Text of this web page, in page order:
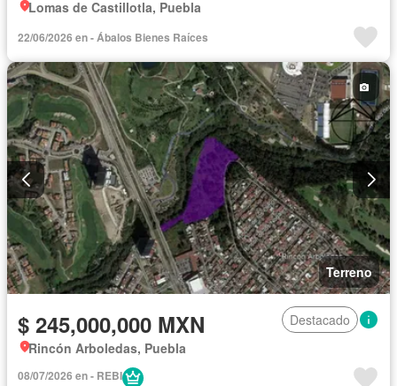
Lomas de Castillotla, Puebla
22/06/2026 en - Ábalos Bienes Raíces
Terreno
$ 245,000,000 MXN
Destacado
Rincón Arboledas, Puebla
08/07/2026 en - REBI